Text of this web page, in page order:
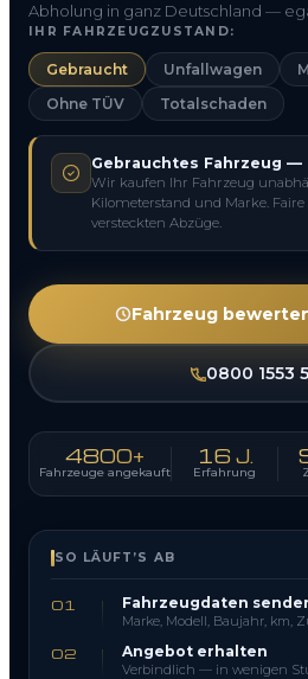
FAQ
0800 1553
Kostenlos
Abholung in ganz Deutschland —
IHR FAHRZEUGZUSTAND:
Gebraucht Unfallwagen
Ohne TÜV
Totalschaden
Gebrauchtes Fahrzeug —
Wir kaufen Ihr Fahrzeug
Kilometerstand und Marke.
versteckten Abzüge.
Fahrzeug
0800 1553
4800+
Fahrzeuge angekauft
16 J.
Erfahrung
SO LÄUFT’S AB
01 Fahrzeugdaten
Marke, Modell, Baujahr, km,
02 Angebot erhalten
Verbindlich — in wenigen